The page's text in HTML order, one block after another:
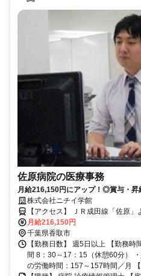
佐原病院の医療事務
月給216,150円にアップ！◎賞与
休み ◎車通勤OK ◎事務正社員 ◎
株式会社ニチイ学館
【アクセス】 ＪＲ成田線「佐原」より車10分 ■住
佐原イ2285 ■アクセス ＪＲ
月給216,150円
千葉県香取市
【勤務日数】 週5日以上 【勤務
間 8：30～17：15（休憩60分）
の労働時間：157～157時間／月